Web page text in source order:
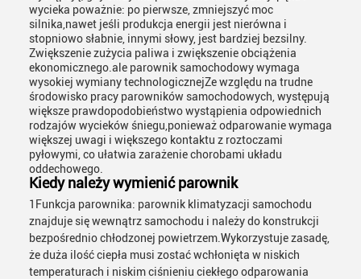
wycieka poważnie: po pierwsze, zmniejszyć moc
silnika,nawet jeśli produkcja energii jest nierówna i
stopniowo słabnie, innymi słowy, jest bardziej bezsilny.
Zwiększenie zużycia paliwa i zwiększenie obciążenia
ekonomicznego.ale parownik samochodowy wymaga
wysokiej wymiany technologicznejZe względu na trudne
środowisko pracy parowników samochodowych, występują
większe prawdopodobieństwo wystąpienia odpowiednich
rodzajów wycieków śniegu,ponieważ odparowanie wymaga
większej uwagi i większego kontaktu z roztoczami
pyłowymi, co ułatwia zarażenie chorobami układu
oddechowego.
Kiedy należy wymienić parownik
1Funkcja parownika: parownik klimatyzacji samochodu
znajduje się wewnątrz samochodu i należy do konstrukcji
bezpośrednio chłodzonej powietrzem.Wykorzystuje zasadę,
że duża ilość ciepła musi zostać wchłonięta w niskich
temperaturach i niskim ciśnieniu ciekłego odparowania